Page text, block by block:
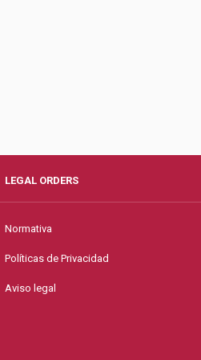
LEGAL ORDERS
Normativa
Políticas de Privacidad
Aviso legal